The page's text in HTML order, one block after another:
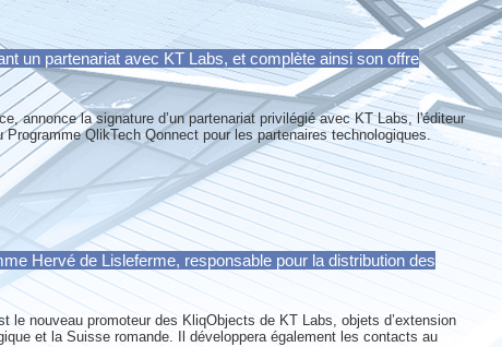
un partenariat avec KT Labs, et complète ainsi son offre
annonce la signature d’un partenariat privilégié avec KT Labs, l'éditeur
QlikTech Qonnect pour les partenaires technologiques.
Hervé de Lisleferme, responsable pour la distribution des
le nouveau promoteur des KliqObjects de KT Labs, objets d’extension
et la Suisse romande. Il développera également les contacts au